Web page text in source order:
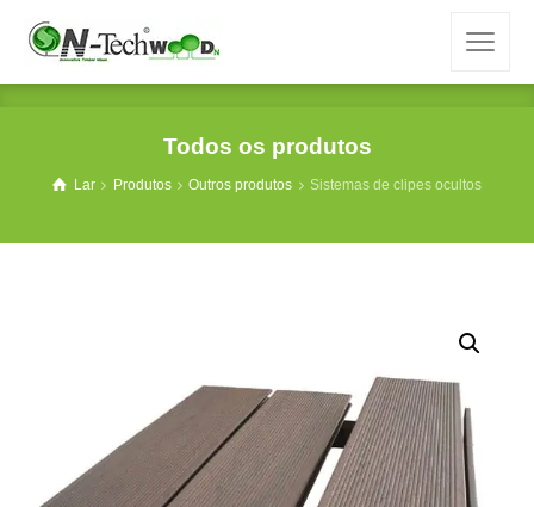
Todos os produtos
Lar Produtos Outros produtos Sistemas de clipes ocultos